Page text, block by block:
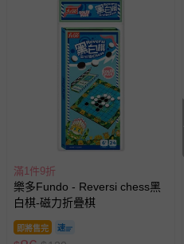
滿1件9折
樂多Fundo - Reversi chess黑
白棋-磁力折疊棋
即將售完